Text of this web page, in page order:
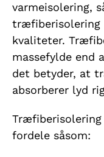
varmeisolering,
træfiberisolering
kvaliteter.
massefylde end
det betyder, at
absorberer lyd
fordele såsom: